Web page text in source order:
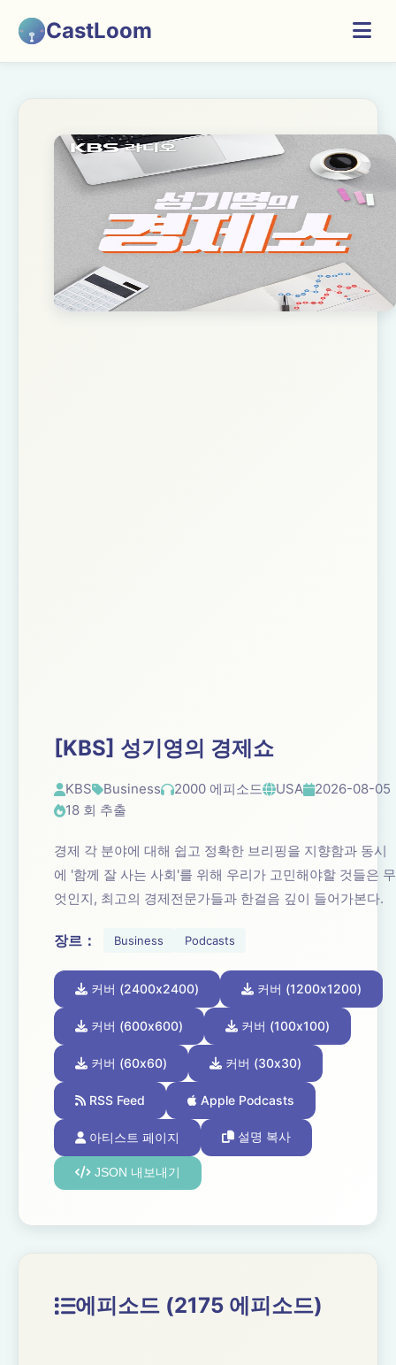
CastLoom
[KBS] 성기영의 경제쇼
KBS Business 2000 에피소드 USA
2026-08-05
18 회 추출
경제 각 분야에 대해 쉽고 정확한 브리핑을 지향함과 동시
에 '함께 잘 사는 사회'를 위해 우리가 고민해야할 것들은 무
엇인지, 최고의 경제전문가들과 한걸음 깊이 들어가본다.
장르： Business Podcasts
커버 (2400x2400) 커버 (1200x1200)
커버 (600x600) 커버 (100x100)
커버 (60x60) 커버 (30x30)
RSS Feed Apple Podcasts
아티스트 페이지 설명 복사
JSON 내보내기
에피소드 (2175 에피소드)